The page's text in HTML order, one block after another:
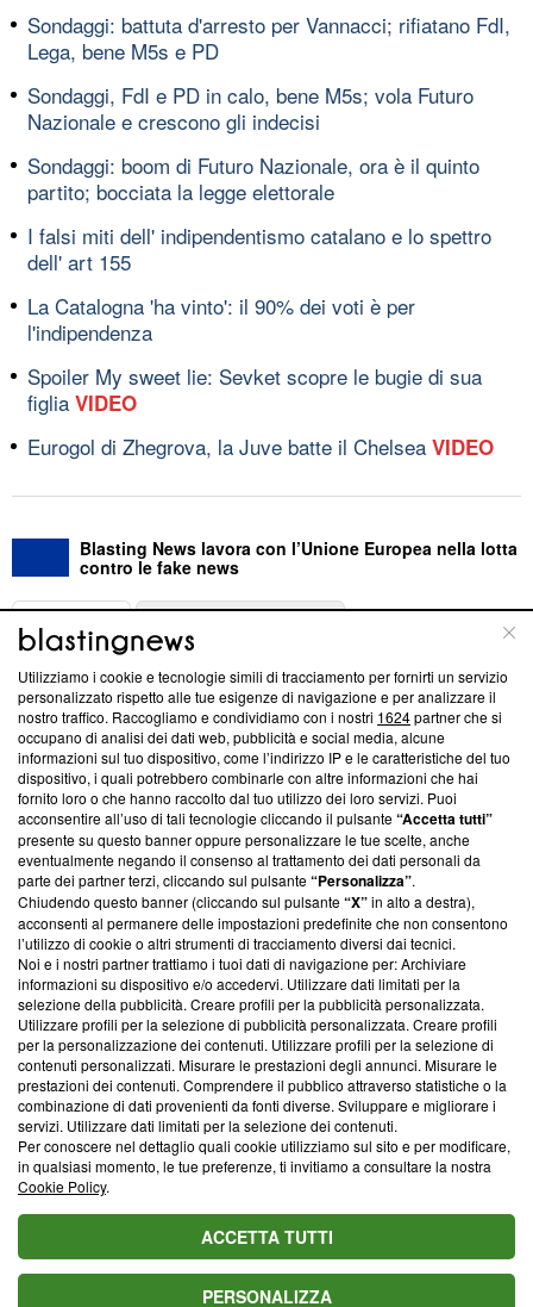
Sondaggi: battuta d'arresto per Vannacci; rifiatano FdI,
Lega, bene M5s e PD
Sondaggi, FdI e PD in calo, bene M5s; vola Futuro
Nazionale e crescono gli indecisi
Sondaggi: boom di Futuro Nazionale, ora è il quinto
partito; bocciata la legge elettorale
I falsi miti dell' indipendentismo catalano e lo spettro
dell' art 155
La Catalogna 'ha vinto': il 90% dei voti è per
l'indipendenza
Spoiler My sweet lie: Sevket scopre le bugie di sua
figlia VIDEO
Eurogol di Zhegrova, la Juve batte il Chelsea VIDEO
Blasting News lavora con l’Unione Europea nella lotta
contro le fake news
ABOUT
Questa sezione offre informazioni trasparenti su Blasting
News, sui nostri processi editoriali e su come ci impegniamo a
creare news di qualità. Inoltre, afferma la nostra aderenza a
‘Trust Project - News with Integrity’Blasting News non è
ancora membro del programma, ma ha richiesto di farne
parte; Trust Project non ha ancora effettuato una verifica di
conformità agli standard.
Su di noi
Team editoriale
Corporate
Redazione
Informativa Privacy
Cookie Policy
Blasting SA, IDI CHE-247.845.224, Via Carlo Frasca, 3 - 6900
Lugano (Svizzera) Tel:+39 0690258937
© 2026 Blasting News
Utilizziamo i cookie e tecnologie simili di tracciamento per fornirti un servizio
personalizzato rispetto alle tue esigenze di navigazione e per analizzare il
nostro traffico. Raccogliamo e condividiamo con i nostri 1624partner che si
occupano di analisi dei dati web, pubblicità e social media, alcune
informazioni sul tuo dispositivo, come l’indirizzo IP e le caratteristiche del tuo
dispositivo, i quali potrebbero combinarle con altre informazioni che hai
fornito loro o che hanno raccolto dal tuo utilizzo dei loro servizi. Puoi
acconsentire all’uso di tali tecnologie cliccando il pulsante“Accetta tutti”
presente su questo banner oppure personalizzare le tue scelte, anche
eventualmente negando il consenso al trattamento dei dati personali da
parte dei partner terzi, cliccando sul pulsante“Personalizza”.
Chiudendo questo banner (cliccando sul pulsante“X”in alto a destra),
acconsenti al permanere delle impostazioni predefinite che non consentono
l’utilizzo di cookie o altri strumenti di tracciamento diversi dai tecnici.
Noi e i nostri partner trattiamo i tuoi dati di navigazione per: Archiviare
informazioni su dispositivo e/o accedervi. Utilizzare dati limitati per la
selezione della pubblicità. Creare profili per la pubblicità personalizzata.
Utilizzare profili per la selezione di pubblicità personalizzata. Creare profili
per la personalizzazione dei contenuti. Utilizzare profili per la selezione di
contenuti personalizzati. Misurare le prestazioni degli annunci. Misurare le
prestazioni dei contenuti. Comprendere il pubblico attraverso statistiche o la
combinazione di dati provenienti da fonti diverse. Sviluppare e migliorare i
servizi. Utilizzare dati limitati per la selezione dei contenuti.
Per conoscere nel dettaglio quali cookie utilizziamo sul sito e per modificare,
in qualsiasi momento, le tue preferenze, ti invitiamo a consultare la nostra
Cookie Policy.
ACCETTA TUTTI
PERSONALIZZA